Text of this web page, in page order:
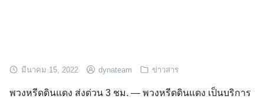
มีนาคม 15, 2022 dynateam ข่าวสาร
พวงหรีดดินแดง ส่งด่วน 3 ชม. — พวงหรีดดินแดง เป็นบริการ